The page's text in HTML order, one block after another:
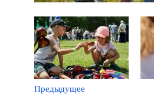
Предыдущее